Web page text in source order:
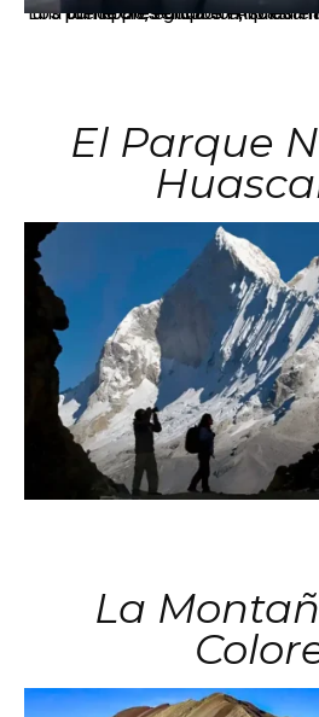
Los principales grupos empresariales del país mantienen una fuerte presencia en Áncash
El Parque
La